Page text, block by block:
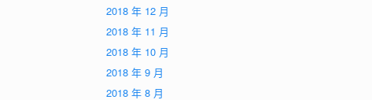
2018 年 12 月
2018 年 11 月
2018 年 10 月
2018 年 9 月
2018 年 8 月